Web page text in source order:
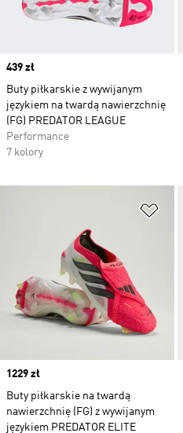
Price
439 zł
Buty piłkarskie z wywijanym
językiem na twardą nawierzchnię
(FG) PREDATOR LEAGUE
Performance
7 kolory
Price
1229 zł
Buty piłkarskie na twardą
nawierzchnię (FG) z wywijanym
językiem PREDATOR ELITE